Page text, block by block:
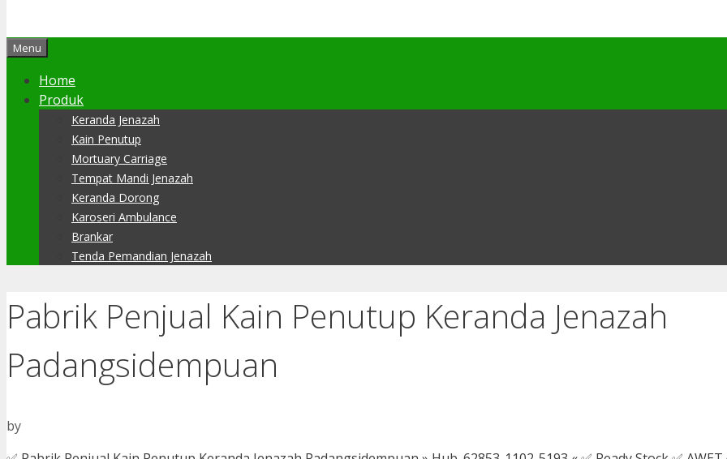
Menu
Home
Produk
Keranda Jenazah
Kain Penutup
Mortuary Carriage
Tempat Mandi Jenazah
Keranda Dorong
Karoseri Ambulance
Brankar
Tenda Pemandian Jenazah
Pabrik Penjual Kain Penutup Keranda Jenazah
Padangsidempuan
by